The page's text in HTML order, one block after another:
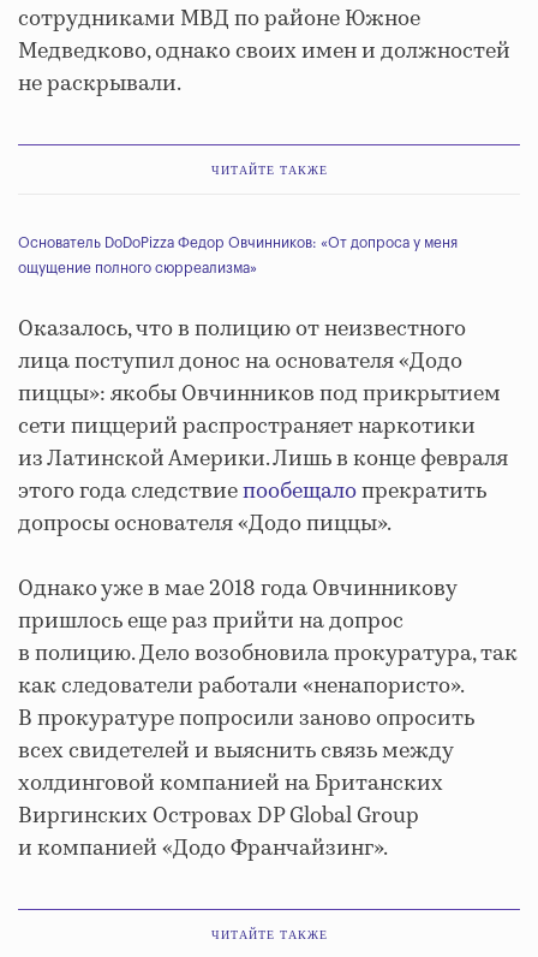
сотрудниками МВД по районе Южное
Медведково, однако своих имен и должностей
не раскрывали.
ЧИТАЙТЕ ТАКЖЕ
Основатель DoDoPizza Федор Овчинников: «От допроса у меня
ощущение полного сюрреализма»
Оказалось, что в полицию от неизвестного
лица поступил донос на основателя «Додо
пиццы»: якобы Овчинников под прикрытием
сети пиццерий распространяет наркотики
из Латинской Америки. Лишь в конце февраля
этого года следствиепообещалопрекратить
допросы основателя «Додо пиццы».
Однако уже в мае 2018 года Овчинникову
пришлось еще раз прийти на допрос
в полицию. Дело возобновила прокуратура, так
как следователи работали «ненапористо».
В прокуратуре попросили заново опросить
всех свидетелей и выяснить связь между
холдинговой компанией на Британских
Виргинских Островах DP Global Group
и компанией «Додо Франчайзинг».
ЧИТАЙТЕ ТАКЖЕ